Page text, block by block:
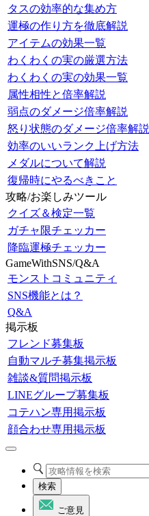
タスの効率的な集め方
運極の作り方を徹底解説
アイテムの効果一覧
わくわくの実の厳選方法
わくわくの実の効果一覧
属性相性と倍率解説
弱点のダメージ倍率解説
怒り状態のダメージ倍率解説
効率のいいランク上げ方法
メダルについて解説
復帰時にやるべきこと
攻略/お楽しみツール
クイズ＆検定一覧
ガチャ限チェッカー
降臨運極チェッカー
GameWithSNS/Q&A
モンストコミュニティ
SNS機能とは？
Q&A
掲示板
フレンド募集板
自動マルチ募集掲示板
雑談&質問掲示板
LINEグループ募集板
コテハン専用掲示板
顔合わせ専用掲示板
検索
ご意見